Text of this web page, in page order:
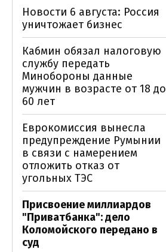
Новости 6 августа: Россия
уничтожает бизнес
Кабмин обязал налоговую
службу передать
Минобороны данные
мужчин в возрасте от 18 до
60 лет
Еврокомиссия вынесла
предупреждение Румынии
в связи с намерением
отложить отказ от
угольных ТЭС
Присвоение миллиардов
"Приватбанка": дело
Коломойского передано в
суд